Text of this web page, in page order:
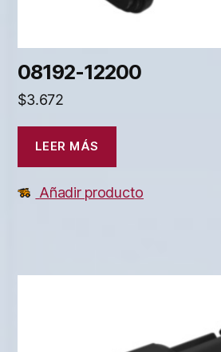
08192-12200
$3.672
LEER MÁS
Añadir producto